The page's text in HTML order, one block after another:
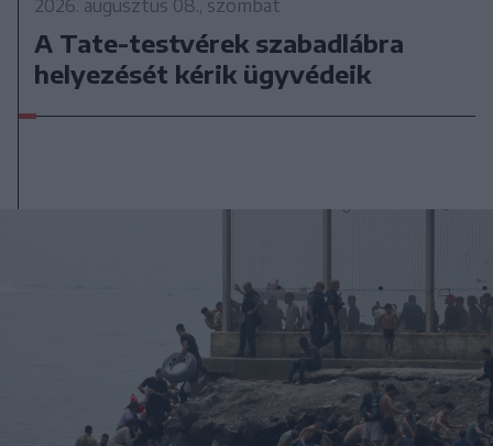
2026. augusztus 08., szombat
A Tate-testvérek szabadlábra
helyezését kérik ügyvédeik